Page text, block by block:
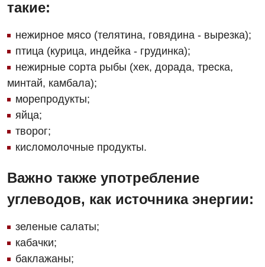
УЗИ
Эндоскопическое отделение
Для взрослых
Акушерство и гинекология
Аллергология, иммунология
Андрология
Вакцинация
Гастроэнтерология
Гинекологическое отделение
Дерматовенерология
Офтальмологическое отделение
Педиатрическое отделение
Скорая медицинская помощь
Терапевтическое отделение
Травматологическое отделение
Хирургическое отделение
Украинский
Русский
такие:
нежирное мясо (телятина, говядина - вырезка);
птица (курица, индейка - грудинка);
нежирные сорта рыбы (хек, дорада, треска,
минтай, камбала);
морепродукты;
яйца;
творог;
кисломолочные продукты.
Важно также употребление
углеводов, как источника энергии:
зеленые салаты;
кабачки;
баклажаны;